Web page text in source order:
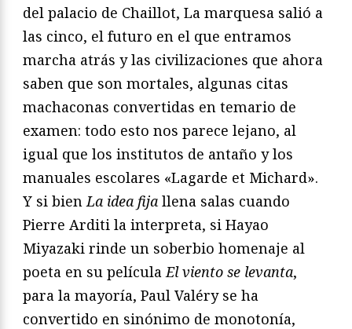
del palacio de Chaillot, La marquesa salió a
las cinco, el futuro en el que entramos
marcha atrás y las civilizaciones que ahora
saben que son mortales, algunas citas
machaconas convertidas en temario de
examen: todo esto nos parece lejano, al
igual que los institutos de antaño y los
manuales escolares «Lagarde et Michard».
Y si bienLa idea fija llena salas cuando
Pierre Arditi la interpreta, si Hayao
Miyazaki rinde un soberbio homenaje al
poeta en su películaEl viento se levanta,
para la mayoría, Paul Valéry se ha
convertido en sinónimo de monotonía,